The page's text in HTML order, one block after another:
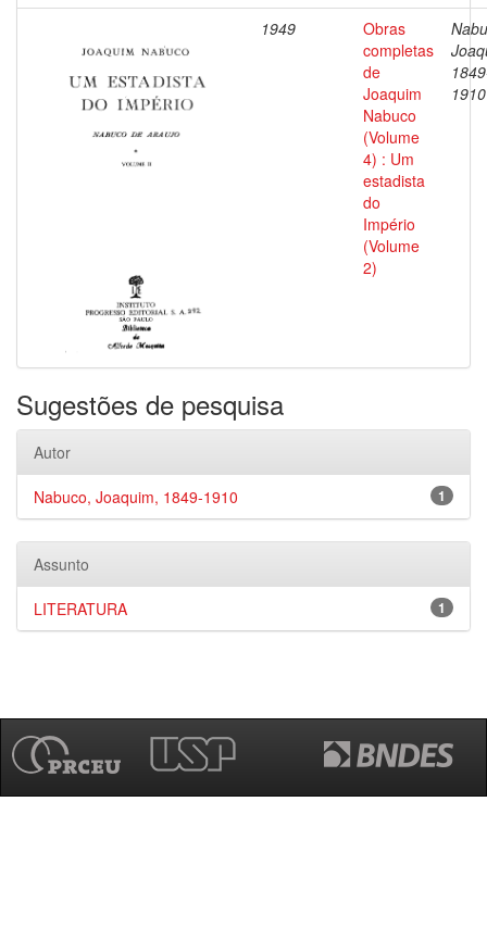
1949
Obras
completas
de
Joaquim
Nabuco
(Volume
4) : Um
estadista
do
Império
(Volume
2)
1910
Sugestões de pesquisa
Autor
1
Nabuco, Joaquim, 1849-1910
Assunto
1
LITERATURA